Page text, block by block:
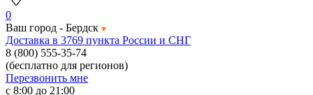
0
Ваш город - Бердск
Доставка в 3769 пункта России и СНГ
8 (800) 555-35-74
(бесплатно для регионов)
Перезвонить мне
с 8:00 до 21:00